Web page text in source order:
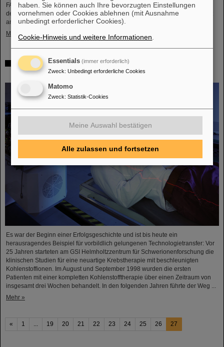
FAIR und GSI trauern um einen herausragenden Wissenschaftler und einen
der Wegbereiter für das FAIR-Projekt. Der indische Physiker Bikash Sinha ist
am 11. August im Alter von 78 Jahren von uns gegangen.
Mehr »
25 Jahre Tumortherapie: Präzise Waffen im Kampf gegen
den Krebs
Es war der Beginn einer Erfolgsgeschichte und ist bis heute ein
herausragendes Beispiel für vorbildlich gelungenen Technologietransfer: Vor
25 Jahren starteten am GSI Helmholtzzentrum für Schwerionenforschung die
klinischen Studien für eine neuartige Krebstherapie mit beschleunigten
Kohlenstoffionen. Im August und September 1998 wurden die ersten
Patienten mit einer kompletten Kohlenstofftherapie über einen Zeitraum von
insgesamt drei Wochen behandelt. In den folgenden Jahren führte der Weg ...
Mehr »
« 1 19 20 21 22 23 24 25 26 27
haben. Sie können auch Ihre bevorzugten Einstellungen
vornehmen oder Cookies ablehnen (mit Ausnahme
unbedingt erforderlicher Cookies).
Cookie-Hinweis und weitere Informationen
Essentials (immer erforderlich)
Zweck: Unbedingt erforderliche Cookies
Matomo
Zweck: Statistik-Cookies
Meine Auswahl bestätigen
Alle zulassen und fortsetzen